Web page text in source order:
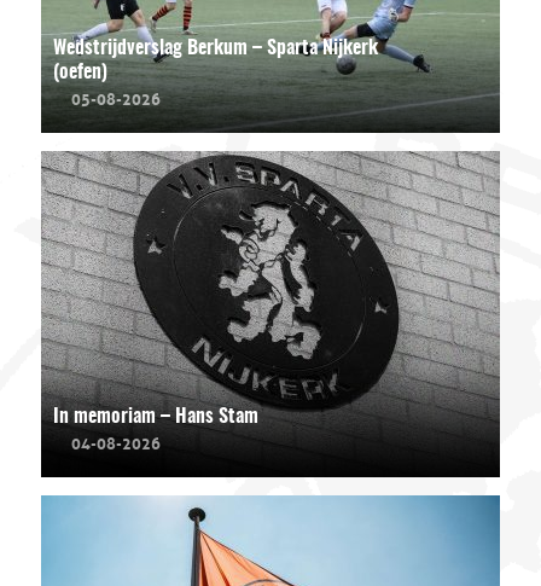
Wedstrijdverslag Berkum – Sparta Nijkerk
(oefen)
05-08-2026
In memoriam – Hans Stam
04-08-2026